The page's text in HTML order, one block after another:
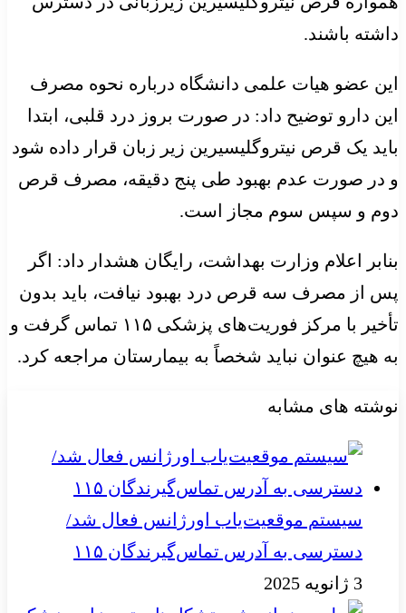
داشته باشند.
این عضو هیات علمی دانشگاه درباره نحوه مصرف
این دارو توضیح داد: در صورت بروز درد قلبی، ابتدا
باید یک قرص نیتروگلیسیرین زیر زبان قرار داده شود
و در صورت عدم بهبود طی پنج دقیقه، مصرف قرص
دوم و سپس سوم مجاز است.
بنابر اعلام وزارت بهداشت، رایگان هشدار داد: اگر
پس از مصرف سه قرص درد بهبود نیافت، باید بدون
تأخیر با مرکز فوریت‌های پزشکی ۱۱۵ تماس گرفت و
به هیچ عنوان نباید شخصاً به بیمارستان مراجعه کرد.
نوشته های مشابه
سیستم موقعیت‌یاب اورژانس فعال شد/
دسترسی به آدرس تماس‌گیرندگان ۱۱۵
3 ژانویه 2025